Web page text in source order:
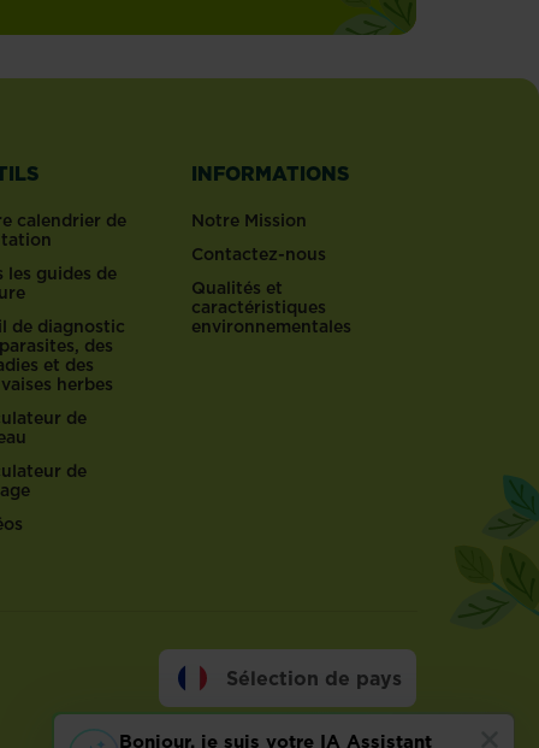
calendrier de
les guides de
de diagnostic
des
et des
herbes
de
de
INFORMATIONS
Notre Mission
Contactez-nous
Qualités et
caractéristiques
environnementales
Sélection de pays